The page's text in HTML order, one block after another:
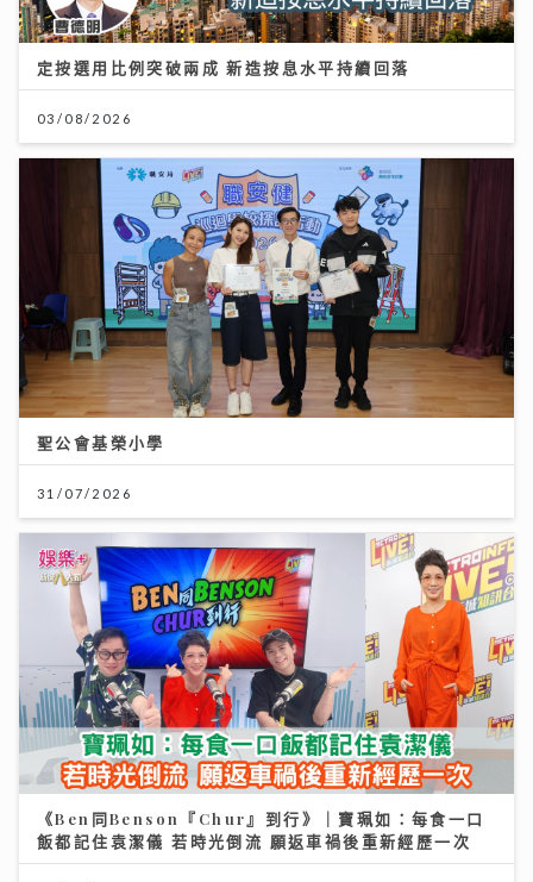
定按選用比例突破兩成 新造按息水平持續回落
03/08/2026
聖公會基榮小學
31/07/2026
《Ben同Benson『Chur』到行》｜寶珮如：每食一口
飯都記住袁潔儀 若時光倒流 願返車禍後重新經歷一次